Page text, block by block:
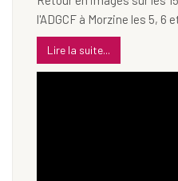
l'ADGCF à Morzine les 5, 6
Lire la suite...